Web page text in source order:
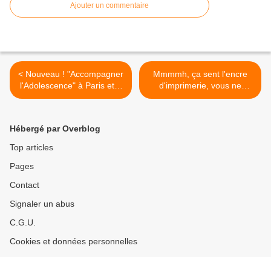
Ajouter un commentaire
< Nouveau ! "Accompagner
l'Adolescence" à Paris et à
Vence (06)
Mmmmh, ça sent l'encre
d'imprimerie, vous ne
trouvez pas ? >
Hébergé par Overblog
Top articles
Pages
Contact
Signaler un abus
C.G.U.
Cookies et données personnelles